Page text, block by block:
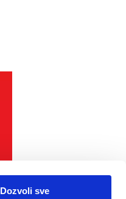
Dozvoli sve